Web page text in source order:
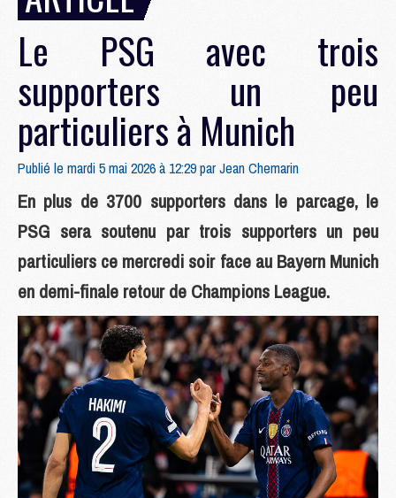
Le PSG avec trois
supporters un peu
particuliers à Munich
Publié le mardi 5 mai 2026 à 12:29 parJean Chemarin
En plus de 3700 supporters dans le parcage, le
PSG sera soutenu par trois supporters un peu
particuliers ce mercredi soir face au Bayern Munich
en demi-finale retour de Champions League.